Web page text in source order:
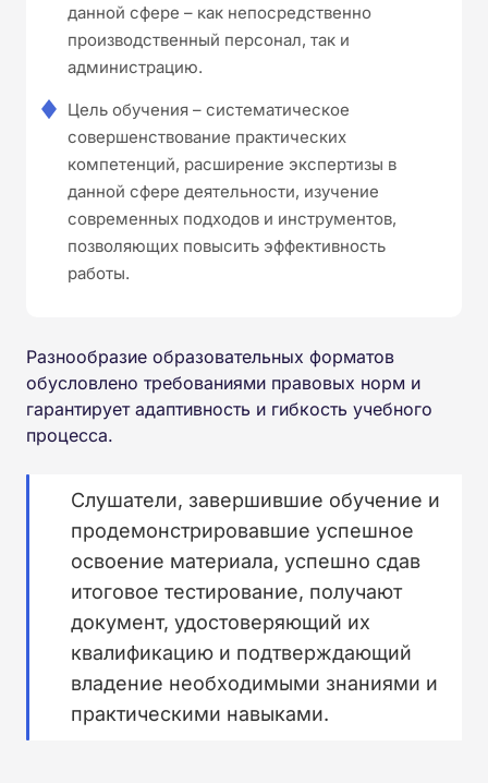
данной сфере – как непосредственно
производственный персонал, так и
администрацию.
Цель обучения – систематическое
совершенствование практических
компетенций, расширение экспертизы в
данной сфере деятельности, изучение
современных подходов и инструментов,
позволяющих повысить эффективность
работы.
Разнообразие образовательных форматов
обусловлено требованиями правовых норм и
гарантирует адаптивность и гибкость учебного
процесса.
Слушатели, завершившие обучение и
продемонстрировавшие успешное
освоение материала, успешно сдав
итоговое тестирование, получают
документ, удостоверяющий их
квалификацию и подтверждающий
владение необходимыми знаниями и
практическими навыками.